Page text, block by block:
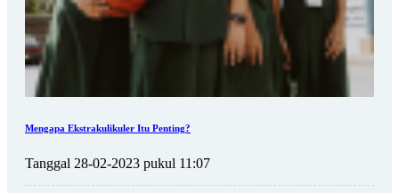
Mengapa Ekstrakulikuler Itu Penting?
Tanggal 28-02-2023 pukul 11:07